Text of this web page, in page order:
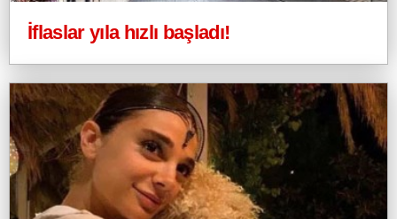
İflaslar yıla hızlı başladı!